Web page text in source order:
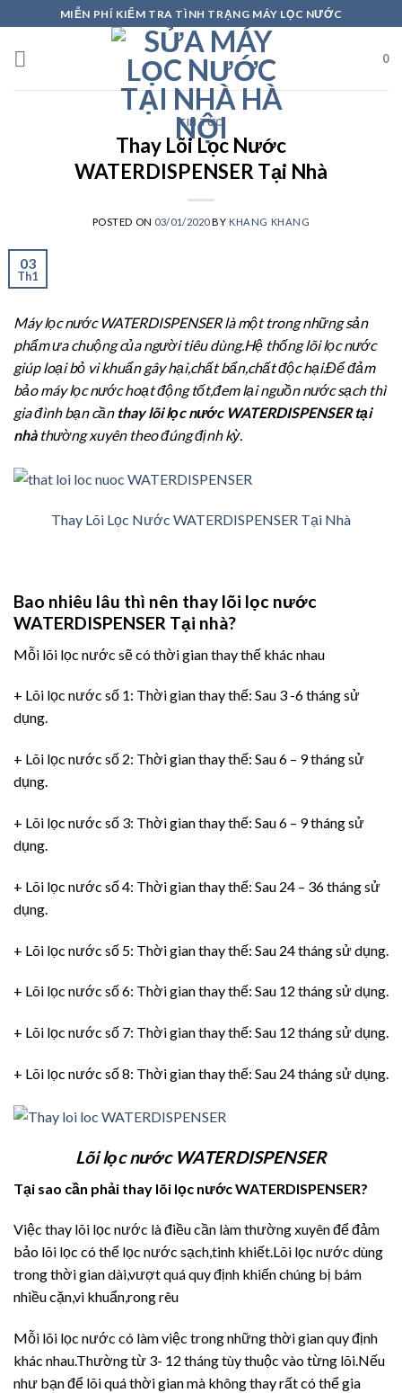
to
content
MIỄN PHÍ KIỂM TRA TÌNH TRẠNG MÁY LỌC NƯỚC
0
TIN TỨC
Thay Lõi Lọc Nước
WATERDISPENSER Tại Nhà
POSTED ON 03/01/2020BY KHANG KHANG
03
Th1
Máy lọc nước WATERDISPENSER là một trong những sản
phẩm ưa chuộng của người tiêu dùng.Hệ thống lõi lọc nước
giúp loại bỏ vi khuẩn gây hại,chất bẩn,chất độc hại.Để đảm
bảo máy lọc nước hoạt động tốt,đem lại nguồn nước sạch thì
gia đình bạn cần thay lõi lọc nước WATERDISPENSER tại
nhàthường xuyên theo đúng định kỳ.
Thay Lõi Lọc Nước WATERDISPENSER Tại Nhà
Bao nhiêu lâu thì nên thay lõi lọc nước
WATERDISPENSER Tại nhà?
Mỗi lõi lọc nước sẽ có thời gian thay thế khác nhau
+ Lõi lọc nước số 1: Thời gian thay thế: Sau 3 -6 tháng sử
dụng.
+ Lõi lọc nước số 2: Thời gian thay thế: Sau 6 – 9 tháng sử
dụng.
+ Lõi lọc nước số 3: Thời gian thay thế: Sau 6 – 9 tháng sử
dụng.
+ Lõi lọc nước số 4: Thời gian thay thế: Sau 24 – 36 tháng sử
dụng.
+ Lõi lọc nước số 5: Thời gian thay thế: Sau 24 tháng sử dụng.
+ Lõi lọc nước số 6: Thời gian thay thế: Sau 12 tháng sử dụng.
+ Lõi lọc nước số 7: Thời gian thay thế: Sau 12 tháng sử dụng.
+ Lõi lọc nước số 8: Thời gian thay thế: Sau 24 tháng sử dụng.
Lõi lọc nước WATERDISPENSER
Tại sao cần phải thay lõi lọc nước WATERDISPENSER?
Việc thay lõi lọc nước là điều cần làm thường xuyên để đảm
bảo lõi lọc có thể lọc nước sạch,tinh khiết.Lõi lọc nước dùng
trong thời gian dài,vượt quá quy định khiến chúng bị bám
nhiều cặn,vi khuẩn,rong rêu
Mỗi lõi lọc nước có làm việc trong những thời gian quy định
khác nhau.Thường từ 3- 12 tháng tùy thuộc vào từng lõi.Nếu
như bạn để lõi quá thời gian mà không thay rất có thể gia